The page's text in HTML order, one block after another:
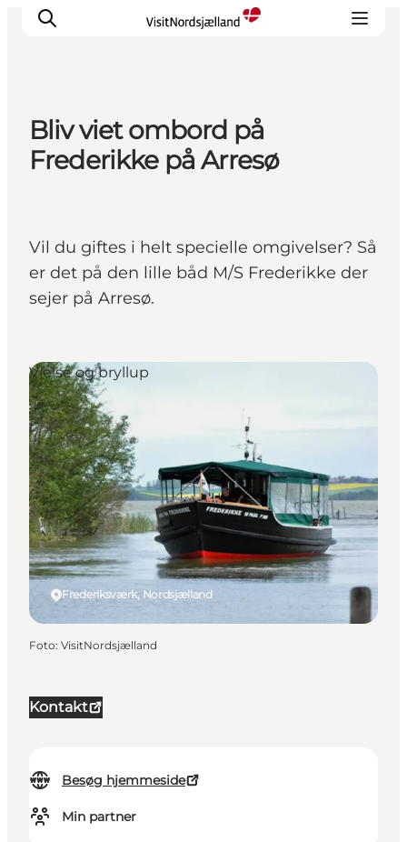
Highlights
Byer
Planlæg ferien
Bliv viet ombord på
Frederikke på Arresø
Vil du giftes i helt specielle omgivelser? Så
er det på den lille båd M/S Frederikke der
sejer på Arresø.
Kontakt
Besøg hjemmeside
Min partner
Frederiksværk, Nordsjælland
Vielse og bryllup
Foto: VisitNordsjælland